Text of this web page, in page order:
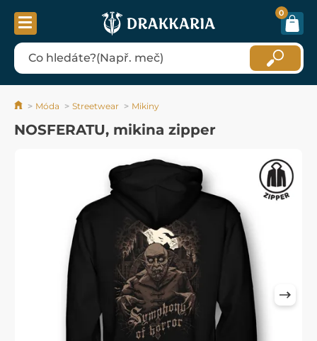
0
Móda Streetwear Mikiny
NOSFERATU, mikina zipper